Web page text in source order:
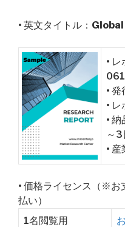
• 英文タイトル：
•
•
•
•
～3
•
• 価格ライセンス（※お
払い）
1名閲覧用